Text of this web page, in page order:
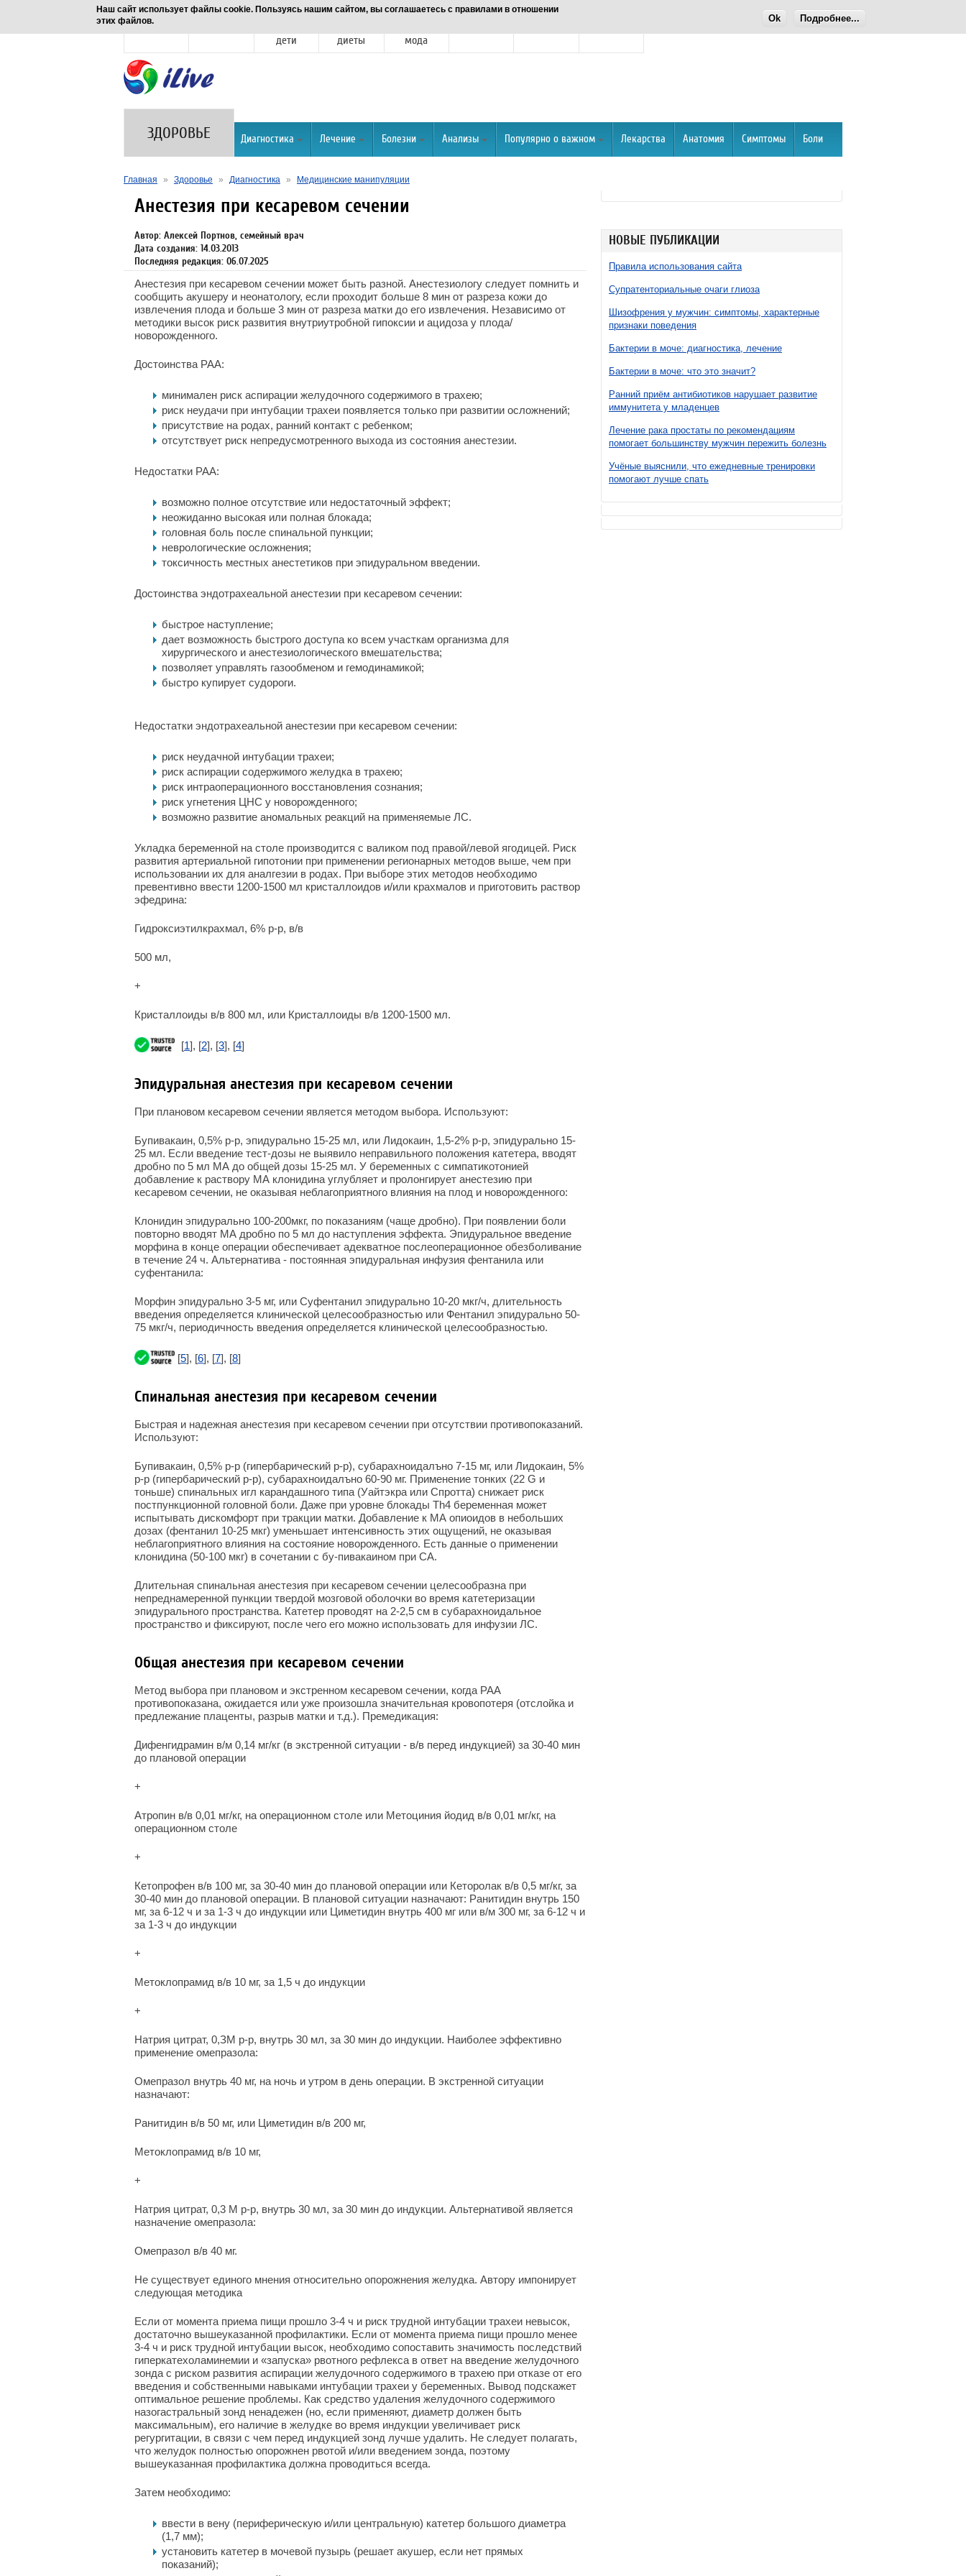
Наш сайт использует файлы cookie. Пользуясь нашим сайтом, вы соглашаетесь с правилами в отношении
этих файлов.
Ok Подробнее...
Новости
дети
диеты
мода
ЗДОРОВЬЕ Диагностика Лечение Болезни Анализы Популярно о важном Лекарства Анатомия Симптомы Боли
Главная » Здоровье » Диагностика » Медицинские манипуляции
НОВЫЕ ПУБЛИКАЦИИ
Правила использования сайта
Супратенториальные очаги глиоза
Шизофрения у мужчин: симптомы, характерные
признаки поведения
Бактерии в моче: диагностика, лечение
Бактерии в моче: что это значит?
Ранний приём антибиотиков нарушает развитие
иммунитета у младенцев
Лечение рака простаты по рекомендациям
помогает большинству мужчин пережить болезнь
Учёные выяснили, что ежедневные тренировки
помогают лучше спать
Анестезия при кесаревом сечении
Автор: Алексей Портнов, семейный врач
Дата создания: 14.03.2013
Последняя редакция: 06.07.2025
Анестезия при кесаревом сечении может быть разной. Анестезиологу следует помнить и
сообщить акушеру и неонатологу, если проходит больше 8 мин от разреза кожи до
извлечения плода и больше 3 мин от разреза матки до его извлечения. Независимо от
методики высок риск развития внутриутробной гипоксии и ацидоза у плода/
новорожденного.
Достоинства РАА:
минимален риск аспирации желудочного содержимого в трахею;
риск неудачи при интубации трахеи появляется только при развитии осложнений;
присутствие на родах, ранний контакт с ребенком;
отсутствует риск непредусмотренного выхода из состояния анестезии.
Недостатки РАА:
возможно полное отсутствие или недостаточный эффект;
неожиданно высокая или полная блокада;
головная боль после спинальной пункции;
неврологические осложнения;
токсичность местных анестетиков при эпидуральном введении.
Достоинства эндотрахеальной анестезии при кесаревом сечении:
быстрое наступление;
дает возможность быстрого доступа ко всем участкам организма для
хирургического и анестезиологического вмешательства;
позволяет управлять газообменом и гемодинамикой;
быстро купирует судороги.
Недостатки эндотрахеальной анестезии при кесаревом сечении:
риск неудачной интубации трахеи;
риск аспирации содержимого желудка в трахею;
риск интраоперационного восстановления сознания;
риск угнетения ЦНС у новорожденного;
возможно развитие аномальных реакций на применяемые ЛС.
Укладка беременной на столе производится с валиком под правой/левой ягодицей. Риск
развития артериальной гипотонии при применении регионарных методов выше, чем при
использовании их для аналгезии в родах. При выборе этих методов необходимо
превентивно ввести 1200-1500 мл кристаллоидов и/или крахмалов и приготовить раствор
эфедрина:
Гидроксиэтилкрахмал, 6% р-р, в/в
500 мл,
+
Кристаллоиды в/в 800 мл, или Кристаллоиды в/в 1200-1500 мл.
[1], [2], [3], [4]
Эпидуральная анестезия при кесаревом сечении
При плановом кесаревом сечении является методом выбора. Используют:
Бупивакаин, 0,5% р-р, эпидурально 15-25 мл, или Лидокаин, 1,5-2% р-р, эпидурально 15-
25 мл. Если введение тест-дозы не выявило неправильного положения катетера, вводят
дробно по 5 мл МА до общей дозы 15-25 мл. У беременных с симпатикотонией
добавление к раствору МА клонидина углубляет и пролонгирует анестезию при
кесаревом сечении, не оказывая неблагоприятного влияния на плод и новорожденного:
Клонидин эпидурально 100-200мкг, по показаниям (чаще дробно). При появлении боли
повторно вводят МА дробно по 5 мл до наступления эффекта. Эпидуральное введение
морфина в конце операции обеспечивает адекватное послеоперационное обезболивание
в течение 24 ч. Альтернатива - постоянная эпидуральная инфузия фентанила или
суфентанила:
Морфин эпидурально 3-5 мг, или Суфентанил эпидурально 10-20 мкг/ч, длительность
введения определяется клинической целесообразностью или Фентанил эпидурально 50-
75 мкг/ч, периодичность введения определяется клинической целесообразностью.
[5], [6], [7], [8]
Спинальная анестезия при кесаревом сечении
Быстрая и надежная анестезия при кесаревом сечении при отсутствии противопоказаний.
Используют:
Бупивакаин, 0,5% р-р (гипербарический р-р), субарахноидалъно 7-15 мг, или Лидокаин, 5%
р-р (гипербарический р-р), субарахноидалъно 60-90 мг. Применение тонких (22 G и
тоньше) спинальных игл карандашного типа (Уайтэкра или Спротта) снижает риск
постпункционной головной боли. Даже при уровне блокады Th4 беременная может
испытывать дискомфорт при тракции матки. Добавление к МА опиоидов в небольших
дозах (фентанил 10-25 мкг) уменьшает интенсивность этих ощущений, не оказывая
неблагоприятного влияния на состояние новорожденного. Есть данные о применении
клонидина (50-100 мкг) в сочетании с бу-пивакаином при СА.
Длительная спинальная анестезия при кесаревом сечении целесообразна при
непреднамеренной пункции твердой мозговой оболочки во время катетеризации
эпидурального пространства. Катетер проводят на 2-2,5 см в субарахноидальное
пространство и фиксируют, после чего его можно использовать для инфузии ЛС.
Общая анестезия при кесаревом сечении
Метод выбора при плановом и экстренном кесаревом сечении, когда РАА
противопоказана, ожидается или уже произошла значительная кровопотеря (отслойка и
предлежание плаценты, разрыв матки и т.д.). Премедикация:
Дифенгидрамин в/м 0,14 мг/кг (в экстренной ситуации - в/в перед индукцией) за 30-40 мин
до плановой операции
+
Атропин в/в 0,01 мг/кг, на операционном столе или Метоциния йодид в/в 0,01 мг/кг, на
операционном столе
+
Кетопрофен в/в 100 мг, за 30-40 мин до плановой операции или Кеторолак в/в 0,5 мг/кг, за
30-40 мин до плановой операции. В плановой ситуации назначают: Ранитидин внутрь 150
мг, за 6-12 ч и за 1-3 ч до индукции или Циметидин внутрь 400 мг или в/м 300 мг, за 6-12 ч и
за 1-3 ч до индукции
+
Метоклопрамид в/в 10 мг, за 1,5 ч до индукции
+
Натрия цитрат, 0,ЗМ р-р, внутрь 30 мл, за 30 мин до индукции. Наиболее эффективно
применение омепразола:
Омепразол внутрь 40 мг, на ночь и утром в день операции. В экстренной ситуации
назначают:
Ранитидин в/в 50 мг, или Циметидин в/в 200 мг,
Метоклопрамид в/в 10 мг,
+
Натрия цитрат, 0,3 М р-р, внутрь 30 мл, за 30 мин до индукции. Альтернативой является
назначение омепразола:
Омепразол в/в 40 мг.
Не существует единого мнения относительно опорожнения желудка. Автору импонирует
следующая методика
Если от момента приема пищи прошло 3-4 ч и риск трудной интубации трахеи невысок,
достаточно вышеуказанной профилактики. Если от момента приема пищи прошло менее
3-4 ч и риск трудной интубации высок, необходимо сопоставить значимость последствий
гиперкатехоламинемии и «запуска» рвотного рефлекса в ответ на введение желудочного
зонда с риском развития аспирации желудочного содержимого в трахею при отказе от его
введения и собственными навыками интубации трахеи у беременных. Вывод подскажет
оптимальное решение проблемы. Как средство удаления желудочного содержимого
назогастральный зонд ненадежен (но, если применяют, диаметр должен быть
максимальным), его наличие в желудке во время индукции увеличивает риск
регургитации, в связи с чем перед индукцией зонд лучше удалить. Не следует полагать,
что желудок полностью опорожнен рвотой и/или введением зонда, поэтому
вышеуказанная профилактика должна проводиться всегда.
Затем необходимо:
ввести в вену (периферическую и/или центральную) катетер большого диаметра
(1,7 мм);
установить катетер в мочевой пузырь (решает акушер, если нет прямых
показаний);